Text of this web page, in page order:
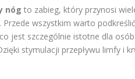
nóg to zabieg, który przynosi
Przede wszystkim warto
jest szczególnie istotne dla
stymulacji przepływu limfy i